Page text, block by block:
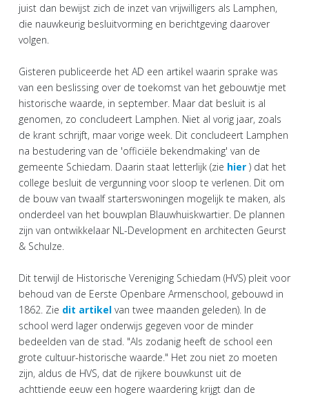
juist dan bewijst zich de inzet van vrijwilligers als Lamphen,
die nauwkeurig besluitvorming en berichtgeving daarover
volgen.
Gisteren publiceerde het AD een artikel waarin sprake was
van een beslissing over de toekomst van het gebouwtje met
historische waarde, in september. Maar dat besluit is al
genomen, zo concludeert Lamphen. Niet al vorig jaar, zoals
de krant schrijft, maar vorige week. Dit concludeert Lamphen
na bestudering van de 'officiële bekendmaking' van de
gemeente Schiedam. Daarin staat letterlijk (zie hier ) dat het
college besluit de vergunning voor sloop te verlenen. Dit om
de bouw van twaalf starterswoningen mogelijk te maken, als
onderdeel van het bouwplan Blauwhuiskwartier. De plannen
zijn van ontwikkelaar NL-Development en architecten Geurst
& Schulze.
Dit terwijl de Historische Vereniging Schiedam (HVS) pleit voor
behoud van de Eerste Openbare Armenschool, gebouwd in
1862. Zie dit artikel van twee maanden geleden). In de
school werd lager onderwijs gegeven voor de minder
bedeelden van de stad. "Als zodanig heeft de school een
grote cultuur-historische waarde." Het zou niet zo moeten
zijn, aldus de HVS, dat de rijkere bouwkunst uit de
achttiende eeuw een hogere waardering krijgt dan de